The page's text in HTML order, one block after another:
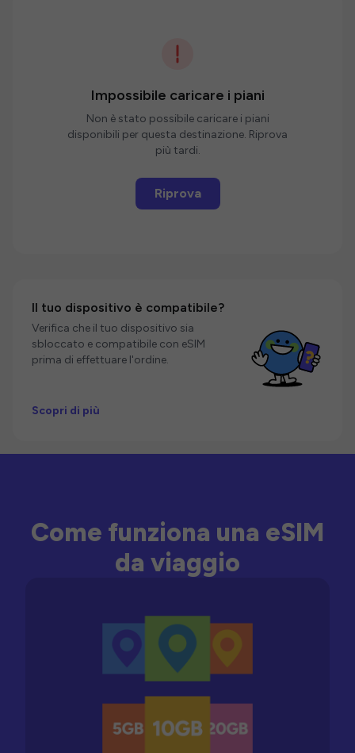
Impossibile caricare i piani
Non è stato possibile caricare i piani
disponibili per questa destinazione. Riprova
più tardi.
Riprova
Il tuo dispositivo è compatibile?
Verifica che il tuo dispositivo sia
sbloccato e compatibile con eSIM
prima di effettuare l'ordine.
Scopri di più
Come funziona una eSIM
da viaggio